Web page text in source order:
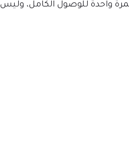
واحدة للوصول الكامل، وليس